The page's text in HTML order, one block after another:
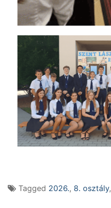
Tagged 2026., 8. osztály,